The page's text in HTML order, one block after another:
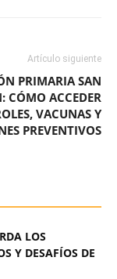
Artículo siguiente
PRIMARIA SAN
CÓMO ACCEDER
VACUNAS Y
PREVENTIVOS
LOS
Y DESAFÍOS DE